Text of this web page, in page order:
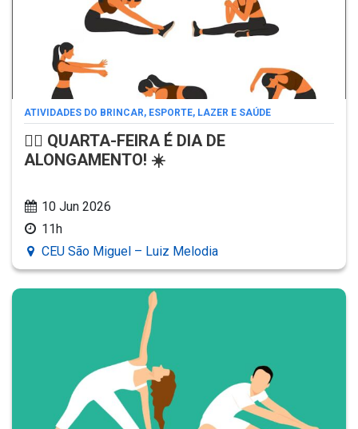
ATIVIDADES DO BRINCAR, ESPORTE, LAZER E SAÚDE
🧘‍♂️ QUARTA-FEIRA É DIA DE
ALONGAMENTO! ☀️
10 Jun 2026
11h
CEU São Miguel – Luiz Melodia